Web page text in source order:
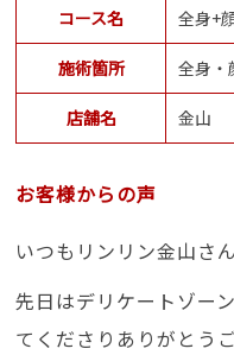
コース名 全身+
施術箇所 全身・
店舗名 金山
お客様からの声
いつもリンリン金山さ
先日はデリケートゾー
てくださりありがとう